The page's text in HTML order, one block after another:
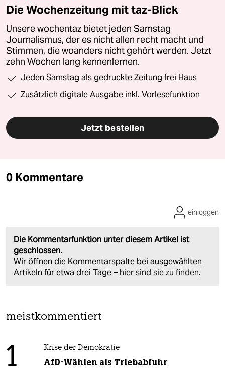
Die Wochenzeitung mit taz-Blick
Unsere wochentaz bietet jeden Samstag
Journalismus, der es nicht allen recht macht und
Stimmen, die woanders nicht gehört werden. Jetzt
zehn Wochen lang kennenlernen.
Jeden Samstag als gedruckte Zeitung frei Haus
Zusätzlich digitale Ausgabe inkl. Vorlesefunktion
Jetzt bestellen
0 Kommentare
Die Kommentarfunktion unter diesem Artikel ist
geschlossen.
Wir öffnen die Kommentarspalte bei ausgewählten
Artikeln für etwa drei Tage – hier sind sie zu finden.
einloggen
meistkommentiert
1 Krise der Demokratie
AfD-Wählen als Triebabfuhr